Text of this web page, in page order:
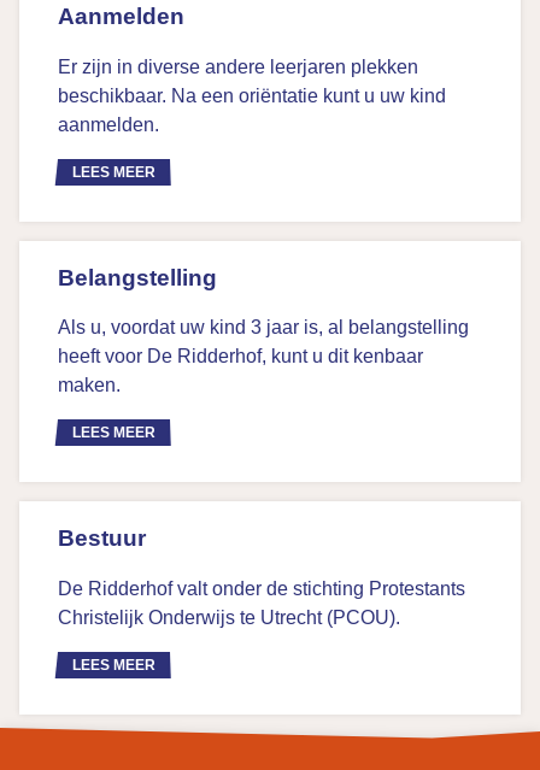
Aanmelden
Er zijn in diverse andere leerjaren plekken
beschikbaar. Na een oriëntatie kunt u uw kind
aanmelden.
LEES MEER
Belangstelling
Als u, voordat uw kind 3 jaar is, al belangstelling
heeft voor De Ridderhof, kunt u dit kenbaar
maken.
LEES MEER
Bestuur
De Ridderhof valt onder de stichting Protestants
Christelijk Onderwijs te Utrecht (PCOU).
LEES MEER